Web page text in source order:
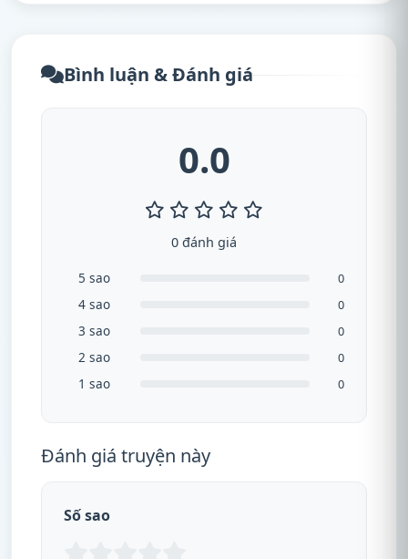
Bình luận & Đánh giá
0.0
0 đánh giá
5 sao 0
4 sao 0
3 sao 0
2 sao 0
1 sao 0
Đánh giá truyện này
Số sao